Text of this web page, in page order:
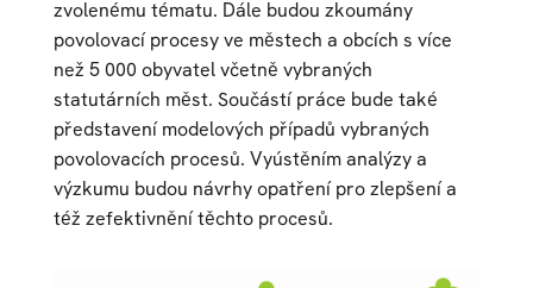
zvolenému tématu. Dále budou zkoumány
povolovací procesy ve městech a obcích s více
než 5 000 obyvatel včetně vybraných
statutárních měst. Součástí práce bude také
představení modelových případů vybraných
povolovacích procesů. Vyústěním analýzy a
výzkumu budou návrhy opatření pro zlepšení a
též zefektivnění těchto procesů.